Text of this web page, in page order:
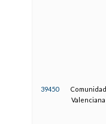
39450
Comunidad
Valenciana